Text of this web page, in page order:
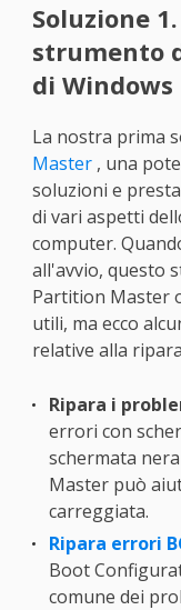
Soluzione
strumento
di Windows
La nostra prima
Master, una
soluzioni e
di vari aspetti
computer.
all'avvio, questo
Partition Master
utili, ma ecco
relative alla
Ripara i
errori con
schermata
Master può
carreggiata.
Ripara errori
Boot
comune dei